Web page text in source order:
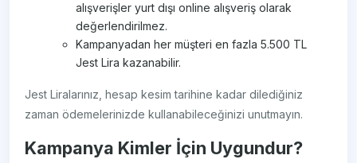
alışverişler yurt dışı online alışveriş olarak
değerlendirilmez.
Kampanyadan her müşteri en fazla 5.500 TL
Jest Lira kazanabilir.
Jest Liralarınız, hesap kesim tarihine kadar dilediğiniz
zaman ödemelerinizde kullanabileceğinizi unutmayın.
Kampanya Kimler İçin Uygundur?